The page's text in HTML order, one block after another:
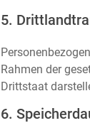
5.
Rahmen der
Drittstaat
6.